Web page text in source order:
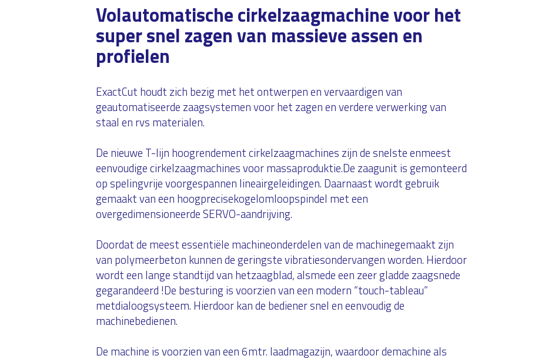
Volautomatische cirkelzaagmachine voor het
super snel zagen van massieve assen en
profielen
ExactCut houdt zich bezig met het ontwerpen en vervaardigen van
geautomatiseerde zaagsystemen voor het zagen en verdere verwerking van
staal en rvs materialen.
De nieuwe T-lijn hoogrendement cirkelzaagmachines zijn de snelste enmeest
eenvoudige cirkelzaagmachines voor massaproduktie.De zaagunit is gemonteerd
op spelingvrije voorgespannen lineairgeleidingen. Daarnaast wordt gebruik
gemaakt van een hoogprecisekogelomloopspindel met een
overgedimensioneerde SERVO-aandrijving.
Doordat de meest essentiële machineonderdelen van de machinegemaakt zijn
van polymeerbeton kunnen de geringste vibratiesondervangen worden. Hierdoor
wordt een lange standtijd van hetzaagblad, alsmede een zeer gladde zaagsnede
gegarandeerd !De besturing is voorzien van een modern “touch-tableau”
metdialoogsysteem. Hierdoor kan de bediener snel en eenvoudig de
machinebedienen.
De machine is voorzien van een 6mtr. laadmagazijn, waardoor demachine als